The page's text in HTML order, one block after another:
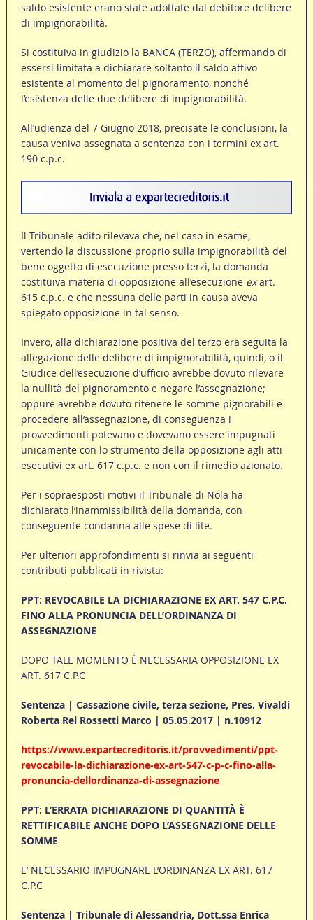
saldo esistente erano state adottate dal debitore delibere
di impignorabilità.
Si costituiva in giudizio la BANCA (TERZO), affermando di
essersi limitata a dichiarare soltanto il saldo attivo
esistente al momento del pignoramento, nonché
l’esistenza delle due delibere di impignorabilità.
All’udienza del 7 Giugno 2018, precisate le conclusioni, la
causa veniva assegnata a sentenza con i termini ex art.
190 c.p.c.
Il Tribunale adito rilevava che, nel caso in esame,
vertendo la discussione proprio sulla impignorabilità del
bene oggetto di esecuzione presso terzi, la domanda
costituiva materia di opposizione all’esecuzione exart.
615 c.p.c. e che nessuna delle parti in causa aveva
spiegato opposizione in tal senso.
Invero, alla dichiarazione positiva del terzo era seguita la
allegazione delle delibere di impignorabilità, quindi, o il
Giudice dell’esecuzione d’ufficio avrebbe dovuto rilevare
la nullità del pignoramento e negare l’assegnazione;
oppure avrebbe dovuto ritenere le somme pignorabili e
procedere all’assegnazione, di conseguenza i
provvedimenti potevano e dovevano essere impugnati
unicamente con lo strumento della opposizione agli atti
esecutivi ex art. 617 c.p.c. e non con il rimedio azionato.
Per i sopraesposti motivi il Tribunale di Nola ha
dichiarato l’inammissibilità della domanda, con
conseguente condanna alle spese di lite.
Per ulteriori approfondimenti si rinvia ai seguenti
contributi pubblicati in rivista:
PPT: REVOCABILE LA DICHIARAZIONE EX ART. 547 C.P.C.
FINO ALLA PRONUNCIA DELL’ORDINANZA DI
ASSEGNAZIONE
DOPO TALE MOMENTO È NECESSARIA OPPOSIZIONE EX
ART. 617 C.P.C
Sentenza | Cassazione civile, terza sezione, Pres. Vivaldi
Roberta Rel Rossetti Marco | 05.05.2017 | n.10912
https://www.expartecreditoris.it/provvedimenti/ppt-
revocabile-la-dichiarazione-ex-art-547-c-p-c-fino-alla-
pronuncia-dellordinanza-di-assegnazione
PPT: L’ERRATA DICHIARAZIONE DI QUANTITÀ È
RETTIFICABILE ANCHE DOPO L’ASSEGNAZIONE DELLE
SOMME
E’ NECESSARIO IMPUGNARE L’ORDINANZA EX ART. 617
C.P.C
Sentenza | Tribunale di Alessandria, Dott.ssa Enrica